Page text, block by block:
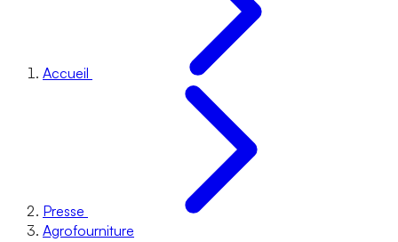
Accueil
Presse
Agrofourniture